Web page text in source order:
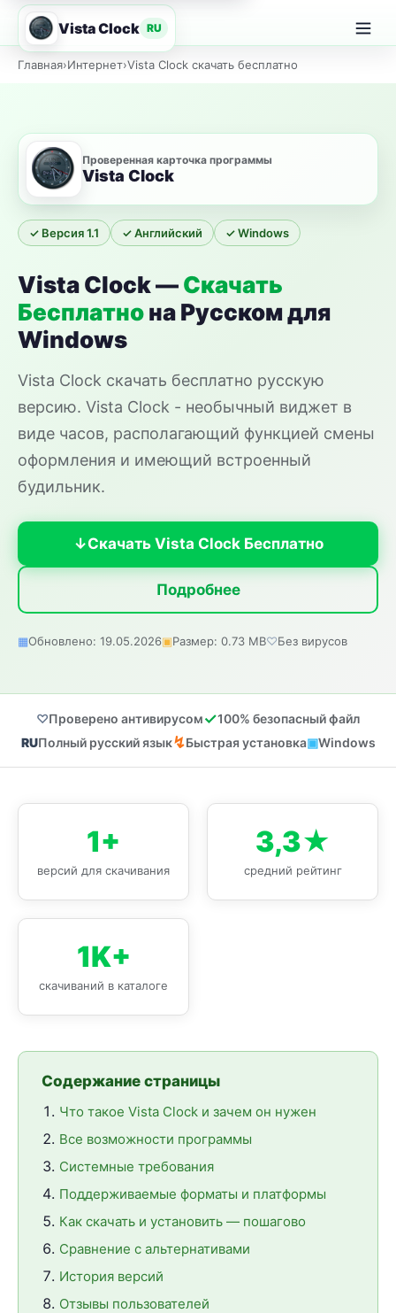
Vista Clock RU
Главная
Главная›Интернет›Vista Clock скачать бесплатно
Проверенная карточка программы
Vista Clock
✓ Версия 1.1 ✓ Английский ✓ Windows
Vista Clock —Скачать
Бесплатнона Русском для
Windows
Vista Clock скачать бесплатно русскую
версию. Vista Clock - необычный виджет в
виде часов, располагающий функцией смены
оформления и имеющий встроенный
будильник.
Скачать Vista Clock Бесплатно
Подробнее
Обновлено: 19.05.2026 Размер: 0.73 MB Без вирусов
Проверено антивирусом
100% безопасный файл
Полный русский язык
Быстрая установка Windows
1+
версий для скачивания
3,3★
средний рейтинг
1K+
скачиваний в каталоге
Содержание страницы
Что такое Vista Clock и зачем он нужен
Все возможности программы
Системные требования
Поддерживаемые форматы и платформы
Как скачать и установить — пошагово
Сравнение с альтернативами
История версий
Отзывы пользователей